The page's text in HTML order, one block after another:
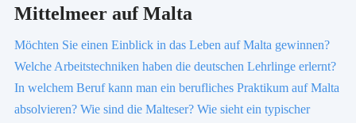
Mittelmeer auf Malta
Möchten Sie einen Einblick in das Leben auf Malta gewinnen?
Welche Arbeitstechniken haben die deutschen Lehrlinge erlernt?
In welchem Beruf kann man ein berufliches Praktikum auf Malta
absolvieren? Wie sind die Malteser? Wie sieht ein typischer